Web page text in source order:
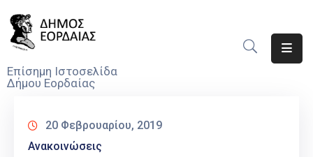
Επίσημη Ιστοσελίδα
Δήμου Εορδαίας
Νέα
20 Φεβρουαρίου, 2019
Ανακοινώσεις